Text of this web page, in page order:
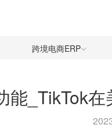
跨境电商ERP
能_TikTok